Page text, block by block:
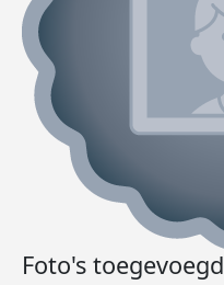
Foto's toegevoegd